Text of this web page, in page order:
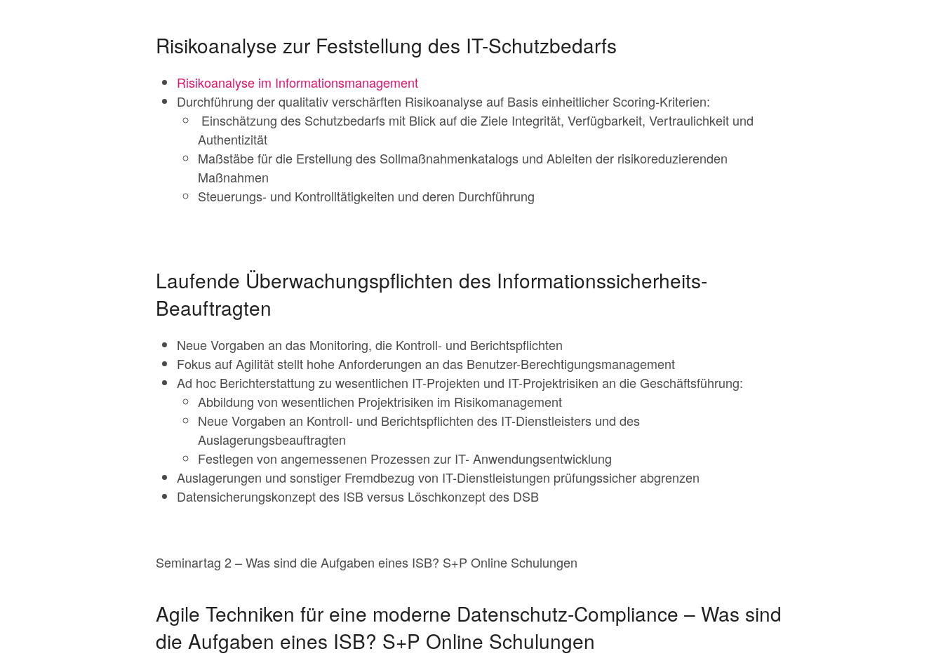
Risikoanalyse zur Feststellung des IT-Schutzbedarfs
Risikoanalyse im Informationsmanagement
Durchführung der qualitativ verschärften Risikoanalyse auf Basis einheitlicher Scoring-Kriterien:
Einschätzung des Schutzbedarfs mit Blick auf die Ziele Integrität, Verfügbarkeit, Vertraulichkeit und
Authentizität
Maßstäbe für die Erstellung des Sollmaßnahmenkatalogs und Ableiten der risikoreduzierenden
Maßnahmen
Steuerungs- und Kontrolltätigkeiten und deren Durchführung
Laufende Überwachungspflichten des Informationssicherheits-
Beauftragten
Neue Vorgaben an das Monitoring, die Kontroll- und Berichtspflichten
Fokus auf Agilität stellt hohe Anforderungen an das Benutzer-Berechtigungsmanagement
Ad hoc Berichterstattung zu wesentlichen IT-Projekten und IT-Projektrisiken an die Geschäftsführung:
Abbildung von wesentlichen Projektrisiken im Risikomanagement
Neue Vorgaben an Kontroll- und Berichtspflichten des IT-Dienstleisters und des
Auslagerungsbeauftragten
Festlegen von angemessenen Prozessen zur IT- Anwendungsentwicklung
Auslagerungen und sonstiger Fremdbezug von IT-Dienstleistungen prüfungssicher abgrenzen
Datensicherungskonzept des ISB versus Löschkonzept des DSB
Seminartag 2 – Was sind die Aufgaben eines ISB? S+P Online Schulungen
Agile Techniken für eine moderne Datenschutz-Compliance – Was sind
die Aufgaben eines ISB? S+P Online Schulungen